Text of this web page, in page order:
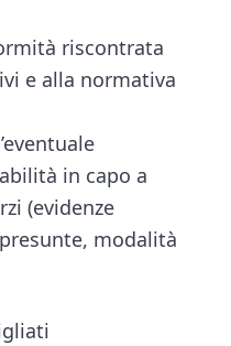
riscontrata
e alla normativa
in capo a
(evidenze
modalità